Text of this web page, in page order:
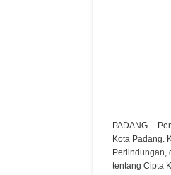
PADANG --
Kota Padang.
Perlindungan,
tentang Cipta